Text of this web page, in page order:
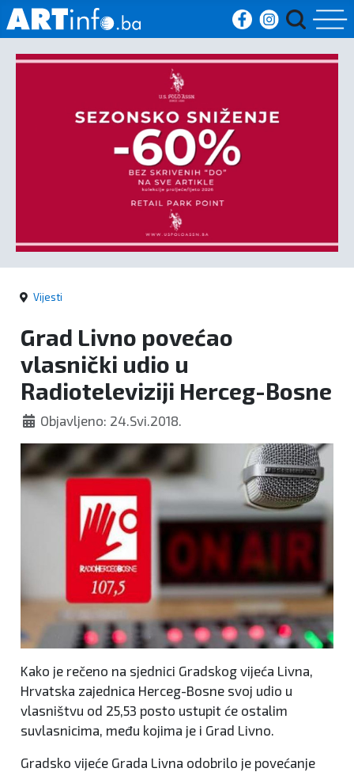
Početna
Vijesti
Crna
kronika
Politika
Zanimljivosti
Vijesti
Grad Livno povećao
vlasnički udio u
Radioteleviziji Herceg-Bosne
Objavljeno: 24.Svi.2018.
Kako je rečeno na sjednici Gradskog vijeća Livna,
Hrvatska zajednica Herceg-Bosne svoj udio u
vlasništvu od 25,53 posto ustupit će ostalim
suvlasnicima, među kojima je i Grad Livno.
Gradsko vijeće Grada Livna odobrilo je povećanje